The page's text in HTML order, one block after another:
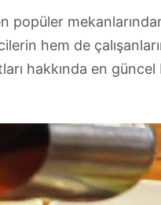
popüler
hem de
hakkında en güncel